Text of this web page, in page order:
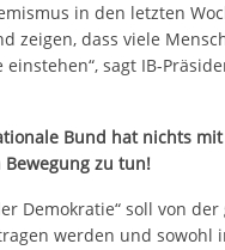
in den letzten
zeigen, dass viele
einstehen“, sagt IB-
Bund hat nichts
zu tun!
Demokratie“ soll von der
werden und sowohl